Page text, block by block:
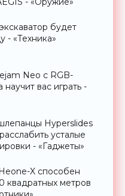
будет
- «Техника»
Neo с RGB-
вас играть -
Hyperslides
усталые
- «Гаджеты»
X способен
квадратных метров